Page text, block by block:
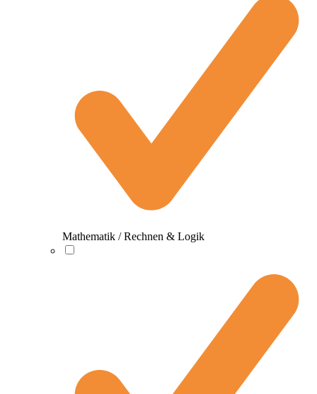
Mathematik / Rechnen & Logik